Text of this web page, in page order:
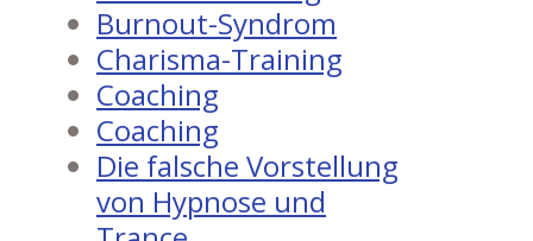
Burnout-Syndrom
Charisma-Training
Coaching
Coaching
Die falsche Vorstellung
von Hypnose und